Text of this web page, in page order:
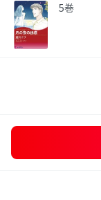
5巻